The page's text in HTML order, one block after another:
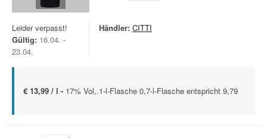
Leider verpasst!
Gültig: 16.04. -
23.04.
Händler: CITTI
€ 13,99 / l - 17% Vol,.1-l-Flasche 0,7-l-Flasche entspricht 9,79